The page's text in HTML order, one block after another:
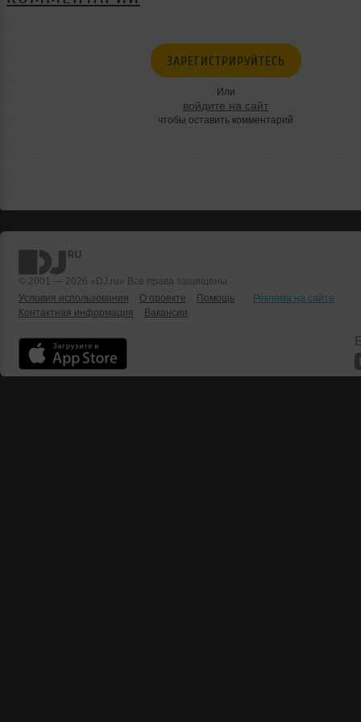
ЗАРЕГИСТРИРУЙТЕСЬ
Или
войдите на сайт
чтобы оставить комментарий
© 2001 — 2026 «DJ.ru» Все права защищены.
Условия использования
О проекте Помощь
Реклама на сайте
Контактная информация
Вакансии